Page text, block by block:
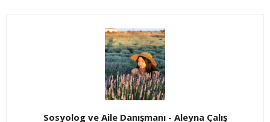
Sosyolog ve Aile Danışmanı - Aleyna Çalış